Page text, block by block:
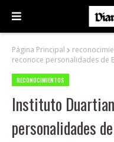
Página Principal
reconoce personalidades de
RECONOCIMIENTOS
Instituto
personalidades